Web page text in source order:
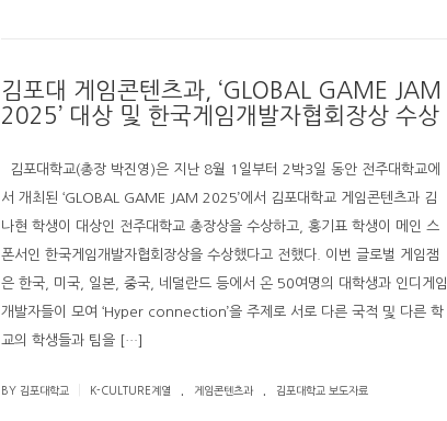
김포대 게임콘텐츠과, ‘GLOBAL GAME JAM
2025’ 대상 및 한국게임개발자협회장상 수상
김포대학교(총장 박진영)은 지난 8월 1일부터 2박3일 동안 전주대학교에
서 개최된 ‘GLOBAL GAME JAM 2025’에서 김포대학교 게임콘텐츠과 김
나현 학생이 대상인 전주대학교 총장상을 수상하고, 홍기표 학생이 메인 스
폰서인 한국게임개발자협회장상을 수상했다고 전했다. 이번 글로벌 게임잼
은 한국, 미국, 일본, 중국, 네덜란드 등에서 온 50여명의 대학생과 인디게임
개발자들이 모여 ‘Hyper connection’을 주제로 서로 다른 국적 및 다른 학
교의 학생들과 팀을 […]
BY 김포대학교 K-CULTURE계열 게임콘텐츠과 김포대학교 보도자료